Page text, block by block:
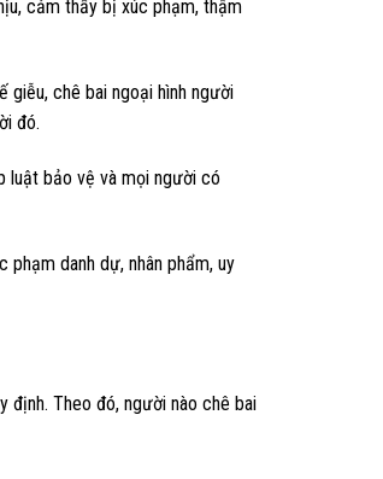
cảm thấy bị xúc phạm, thậm
giễu, chê bai ngoại hình người
đó.
luật bảo vệ và mọi người có
danh dự, nhân phẩm, uy
định. Theo đó, người nào chê bai